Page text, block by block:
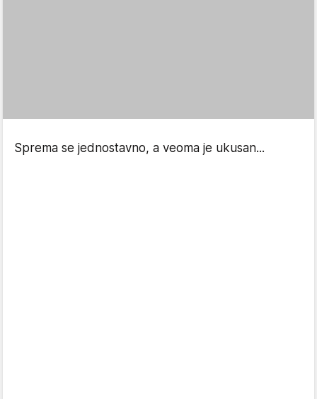
Sprema se jednostavno, a veoma je ukusan...